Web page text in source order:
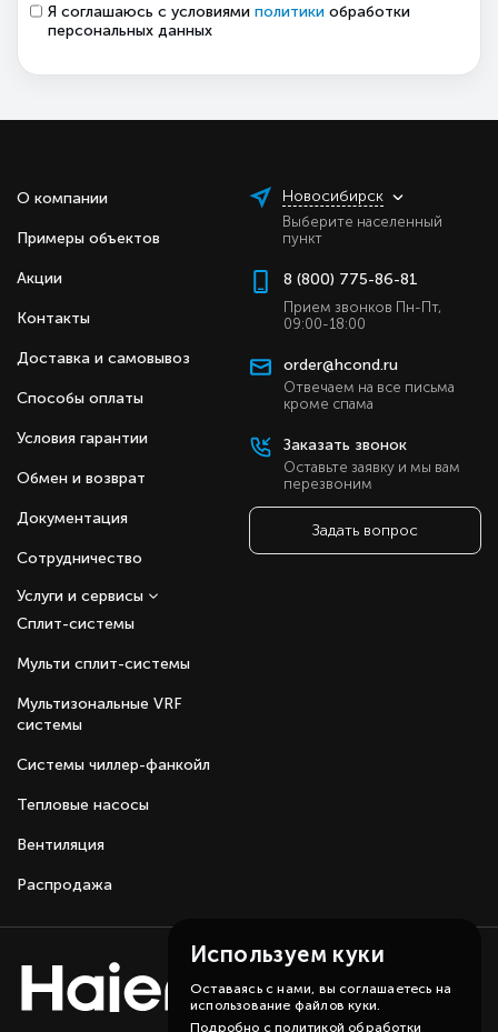
Я соглашаюсь с условиямиполитики обработки
персональных данных
О компании
Примеры объектов
Акции
Контакты
Доставка и самовывоз
Способы оплаты
Условия гарантии
Обмен и возврат
Документация
Сотрудничество
Сплит-системы
Мульти сплит-системы
Мультизональные VRF
системы
Системы чиллер-фанкойл
Тепловые насосы
Вентиляция
Распродажа
Услуги и сервисы
Новосибирск
Выберите населенный
пункт
8 (800) 775-86-81
Прием звонков Пн-Пт,
09:00-18:00
order@hcond.ru
Отвечаем на все письма
кроме спама
Заказать звонок
Оставьте заявку и мы вам
перезвоним
Задать вопрос
Используем куки
Оставаясь с нами, вы соглашаетесь на
использование файлов куки.
Подробно с политикой обработки